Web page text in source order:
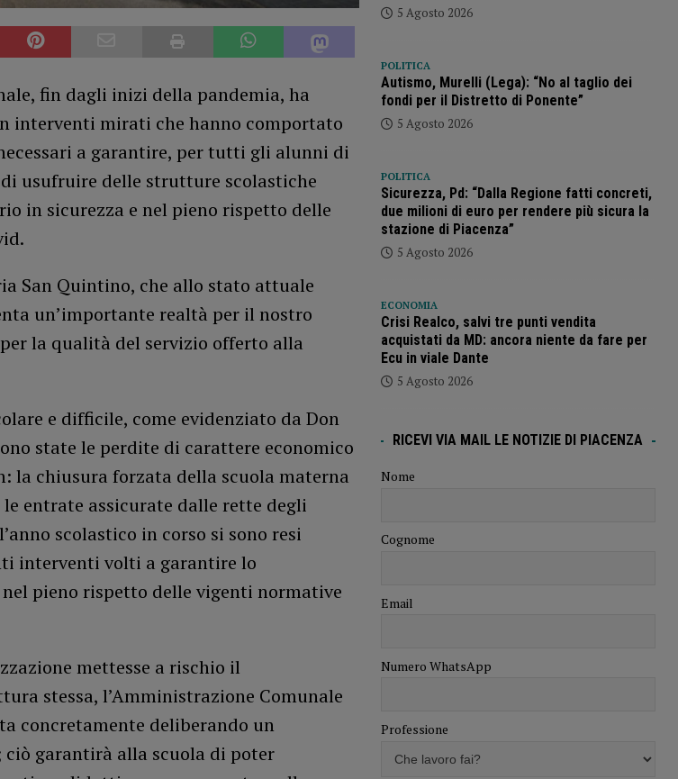
fin dagli inizi della pandemia, ha
interventi mirati che hanno comportato
a garantire, per tutti gli alunni di
usufruire delle strutture scolastiche
in sicurezza e nel pieno rispetto delle
San Quintino, che allo stato attuale
un’importante realtà per il nostro
la qualità del servizio offerto alla
e difficile, come evidenziato da Don
state le perdite di carattere economico
la chiusura forzata della scuola materna
entrate assicurate dalle rette degli
scolastico in corso si sono resi
interventi volti a garantire lo
pieno rispetto delle vigenti normative
mettesse a rischio il
stessa, l’Amministrazione Comunale
concretamente deliberando un
garantirà alla scuola di poter
5 Agosto 2026
POLITICA
Autismo, Murelli (Lega): “No al taglio dei
fondi per il Distretto di Ponente”
5 Agosto 2026
POLITICA
Sicurezza, Pd: “Dalla Regione fatti concreti,
due milioni di euro per rendere più sicura la
stazione di Piacenza”
5 Agosto 2026
ECONOMIA
Crisi Realco, salvi tre punti vendita
acquistati da MD: ancora niente da fare per
Ecu in viale Dante
5 Agosto 2026
RICEVI VIA MAIL LE NOTIZIE DI PIACENZA
Nome
Cognome
Email
Numero WhatsApp
Professione